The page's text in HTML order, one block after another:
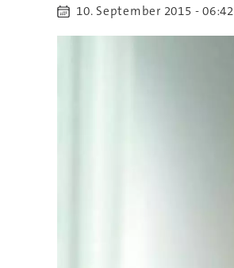
10. September 2015 - 06:42